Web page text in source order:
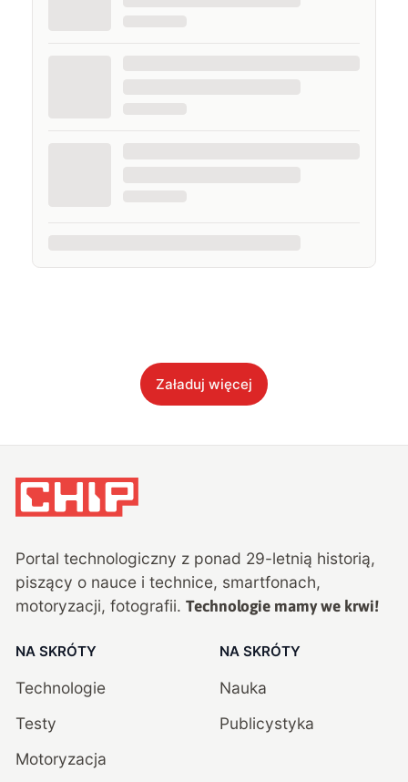
Załaduj więcej
Portal technologiczny z ponad 29-letnią historią,
piszący o nauce i technice, smartfonach,
motoryzacji, fotografii. Technologie mamy we krwi!
NA SKRÓTY
Technologie
Testy
Motoryzacja
NA SKRÓTY
Nauka
Publicystyka